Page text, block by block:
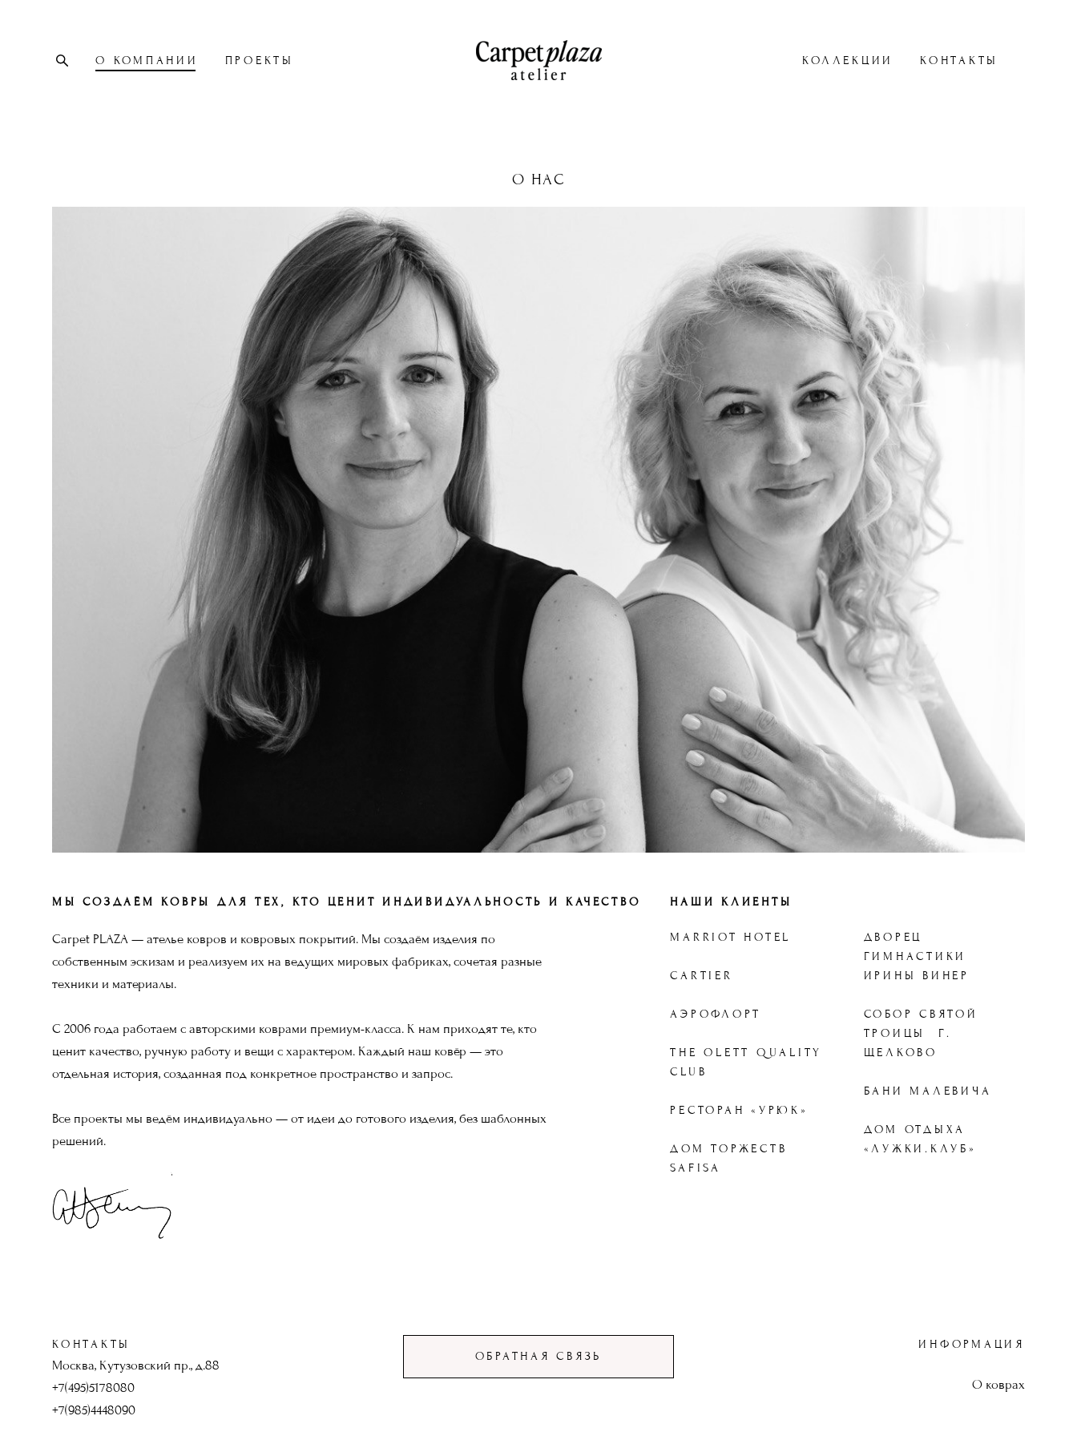
О КОМПАНИИ ПРОЕКТЫ КОЛЛЕКЦИИ КОНТАКТЫ
О НАС
МЫ СОЗДАЁМ КОВРЫ ДЛЯ ТЕХ, КТО ЦЕНИТ ИНДИВИДУАЛЬНОСТЬ И КАЧЕСТВО
Carpet PLAZA — ателье ковров и ковровых покрытий. Мы создаём изделия по
собственным эскизам и реализуем их на ведущих мировых фабриках, сочетая разные
техники и материалы.
С 2006 года работаем с авторскими коврами премиум-класса. К нам приходят те, кто
ценит качество, ручную работу и вещи с характером. Каждый наш ковёр — это
отдельная история, созданная под конкретное пространство и запрос.
Все проекты мы ведём индивидуально — от идеи до готового изделия, без шаблонных
решений.
НАШИ КЛИЕНТЫ
MARRIOT HOTEL
CARTIER
АЭРОФЛОРТ
THE OLETT QUALITY
CLUB
РЕСТОРАН «УРЮК»
ДОМ ТОРЖЕСТВ
SAFISA
ДВОРЕЦ
ГИМНАСТИКИ
ИРИНЫ ВИНЕР
СОБОР СВЯТОЙ
ТРОИЦЫ Г.
ЩЕЛКОВО
БАНИ МАЛЕВИЧА
ДОМ ОТДЫХА
«ЛУЖКИ.КЛУБ»
КОНТАКТЫ
Москва, Кутузовский пр., д.88
+7(495)5178080
+7(985)4448090
ОБРАТНАЯ СВЯЗЬ
ИНФОРМАЦИЯ
О коврах